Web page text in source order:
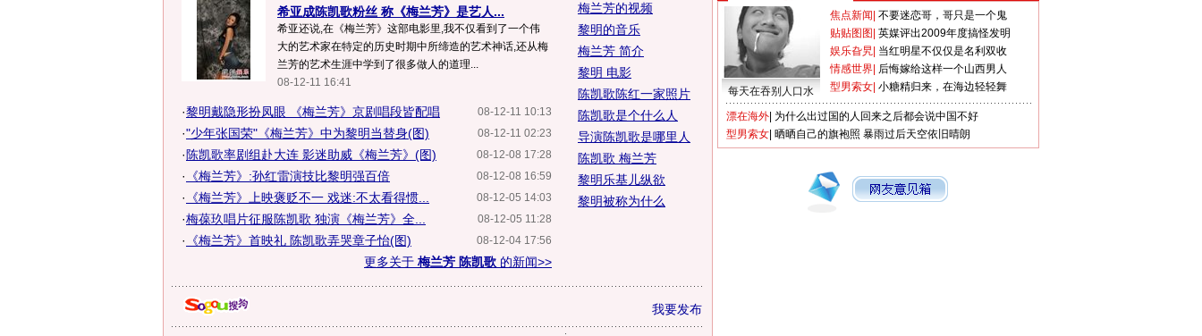
希亚成陈凯歌粉丝 称《梅兰芳》是艺人...
希亚还说,在《梅兰芳》这部电影里,我不仅看到了一个伟
大的艺术家在特定的历史时期中所缔造的艺术神话,还从梅
兰芳的艺术生涯中学到了很多做人的道理...
08-12-11 16:41
08-12-11 10:13
·黎明戴隐形扮凤眼 《梅兰芳》京剧唱段皆配唱
08-12-11 02:23
·"少年张国荣"《梅兰芳》中为黎明当替身(图)
08-12-08 17:28
· 陈凯歌率剧组赴大连 影迷助威《梅兰芳》(图)
08-12-08 16:59
· 《梅兰芳》:孙红雷演技比黎明强百倍
08-12-05 14:03
· 《梅兰芳》上映褒贬不一 戏迷:不太看得惯...
08-12-05 11:28
·梅葆玖唱片征服陈凯歌 独演《梅兰芳》全...
08-12-04 17:56
·
《梅兰芳》首映礼 陈凯歌弄哭章子怡(图)
更多关于 梅兰芳 陈凯歌 的新闻>>
梅兰芳的视频
黎明的音乐
梅兰芳 简介
黎明 电影
陈凯歌陈红一家照片
陈凯歌是个什么人
导演陈凯歌是哪里人
陈凯歌 梅兰芳
黎明乐基儿纵欲
黎明被称为什么
我要发布
每天在吞别人口水
焦点新闻 不要迷恋哥，哥只是一个鬼
贴贴图图 英媒评出2009年度搞怪发明
娱乐旮旯 当红明星不仅仅是名利双收
情感世界 后悔嫁给这样一个山西男人
型男索女 小糖精归来，在海边轻轻舞
漂在海外 为什么出过国的人回来之后都会说中国不好
型男索女 晒晒自己的旗袍照 暴雨过后天空依旧晴朗